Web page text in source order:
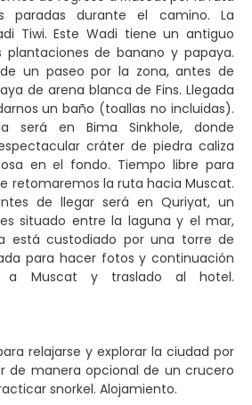
paradas durante el camino. La
Tiwi. Este Wadi tiene un antiguo
de banano y papaya.
un paseo por la zona, antes de
de arena blanca de Fins. Llegada
un baño (toallas no incluidas).
será en Bima Sinkhole, donde
cráter de piedra caliza
en el fondo. Tiempo libre para
retomaremos la ruta hacia Muscat.
de llegar será en Quriyat, un
situado entre la laguna y el mar,
está custodiado por una torre de
para hacer fotos y continuación
a Muscat y traslado al hotel.
relajarse y explorar la ciudad por
de manera opcional de un crucero
snorkel. Alojamiento.